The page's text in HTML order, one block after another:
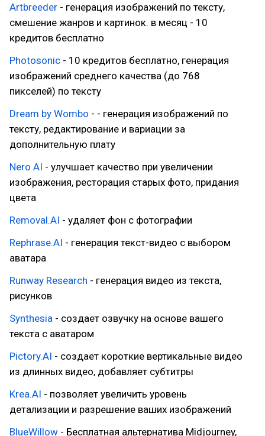
Artbreeder - генерация изображений по тексту,
смешение жанров и картинок. в месяц - 10
кредитов бесплатно
Photosonic - 10 кредитов бесплатно, генерация
изображений среднего качества (до 768
пикселей) по тексту
Dream by Wombo - - генерация изображений по
тексту, редактирование и вариации за
дополнительную плату
Nero AI - улучшает качество при увеличении
изображения, ресторация старых фото, придания
цвета
Removal.AI - удаляет фон с фотографии
Rephrase.AI - генерация текст-видео с выбором
аватара
Runway Research - генерация видео из текста,
рисунков
Synthesia - создает озвучку на основе вашего
текста с аватаром
Pictory.AI - создает короткие вертикальные видео
из длинных видео, добавляет субтитры
Krea.AI - позволяет увеличить уровень
детализации и разрешение ваших изображений
BlueWillow - Бесплатная альтернатива Midjourney,